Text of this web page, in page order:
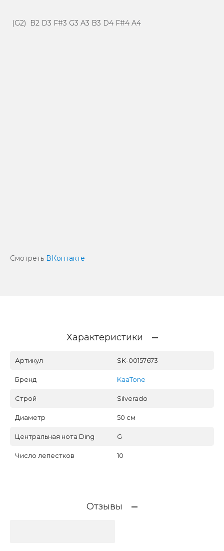
(G2) B2 D3 F#3 G3 A3 B3 D4 F#4 A4
Смотреть ВКонтакте
Характеристики
Артикул SK-00157673
Бренд KaaTone
Строй Silverado
Диаметр 50 см
Центральная нота Ding G
Число лепестков 10
Отзывы